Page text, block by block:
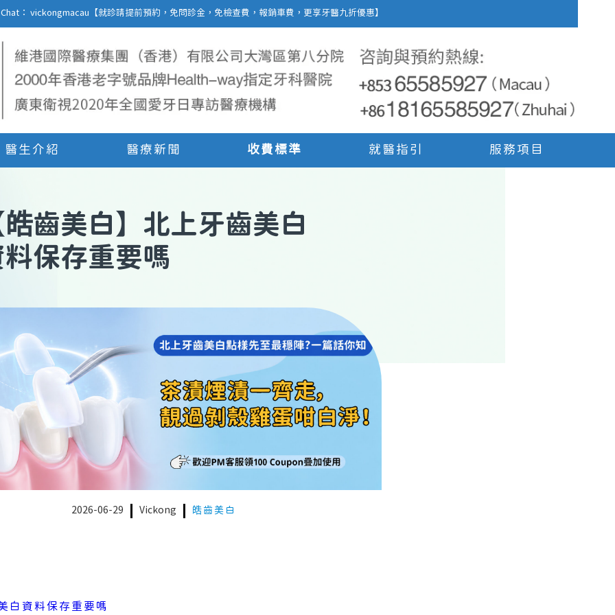
： vickongmacau【就診請提前預約，免問診金，免檢查費，報銷車費，更享牙醫九折優惠】
醫生介紹 醫療新聞 收費標準 就醫指引 服務項目
皓齒美白】 北上牙齒美白
保存重要嗎
2026-06-29 Vickong 皓齒美白
白資料保存重要嗎